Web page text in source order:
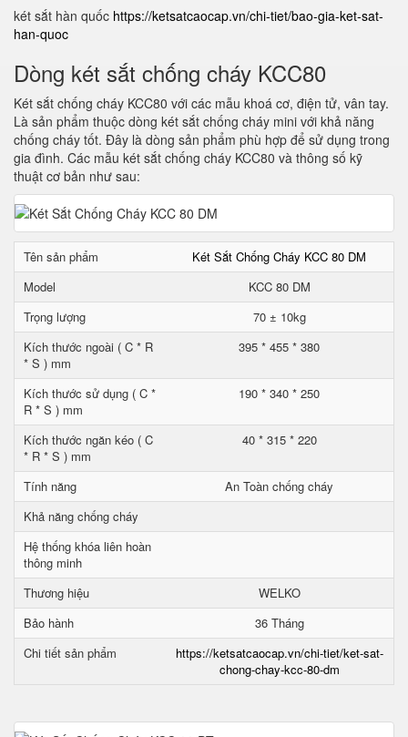
két sắt hàn quốc https://ketsatcaocap.vn/chi-tiet/bao-gia-ket-sat-
han-quoc
Dòng két sắt chống cháy KCC80
Két sắt chống cháy KCC80 với các mẫu khoá cơ, điện tử, vân tay.
Là sản phẩm thuộc dòng két sắt chống cháy mini với khả năng
chống cháy tốt. Đây là dòng sản phẩm phù hợp để sử dụng trong
gia đình. Các mẫu két sắt chống cháy KCC80 và thông số kỹ
thuật cơ bản như sau:
Tên sản phẩm
Két Sắt Chống Cháy KCC 80 DM
Model
KCC 80 DM
Trọng lượng
70 ± 10kg
Kích thước ngoài ( C * R
* S ) mm
395 * 455 * 380
Kích thước sử dụng ( C *
R * S ) mm
190 * 340 * 250
Kích thước ngăn kéo ( C
* R * S ) mm
40 * 315 * 220
Tính năng
An Toàn chống cháy
Khả năng chống cháy
Hệ thống khóa liên hoàn
thông minh
Thương hiệu
WELKO
Bảo hành
36 Tháng
Chi tiết sản phẩm
https://ketsatcaocap.vn/chi-tiet/ket-sat-
chong-chay-kcc-80-dm